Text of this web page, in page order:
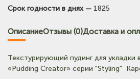
Тел: +7-964-603-4984
Тел: +7-903-947-9492
Срок годности в днях — 1825
ОписаниеОтзывы (0)Доставка и
Текстурирующий пудинг для укладки
«Pudding Creator» серии "Styling"